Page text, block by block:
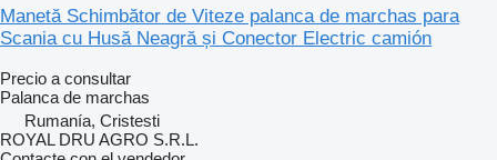
Manetă Schimbător de Viteze palanca de marchas para
Scania cu Husă Neagră și Conector Electric camión
Precio a consultar
Palanca de marchas
Rumanía, Cristesti
ROYAL DRU AGRO S.R.L.